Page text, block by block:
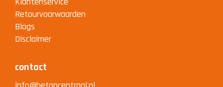
Retourvoorwaarden
Blogs
Disclaimer
contact